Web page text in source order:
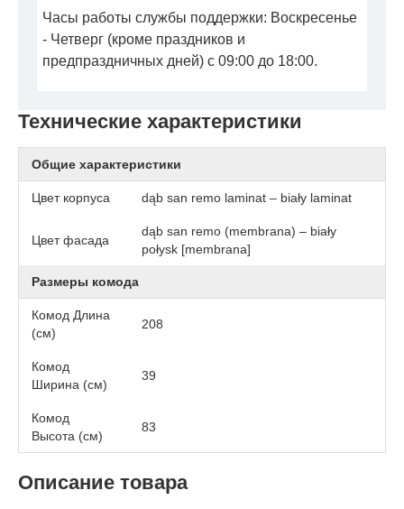
Технические характеристики
Общие характеристики
Цвет корпуса dąb san remo laminat – biały laminat
Цвет фасада
dąb san remo (membrana) – biały
połysk [membrana]
Размеры комода
Комод Длина
(см)
208
Комод
Ширина (см)
39
Комод
Высота (см)
83
Описание товара
Часы работы службы поддержки: Воскресенье
- Четверг (кроме праздников и
предпраздничных дней) с 09:00 до 18:00.